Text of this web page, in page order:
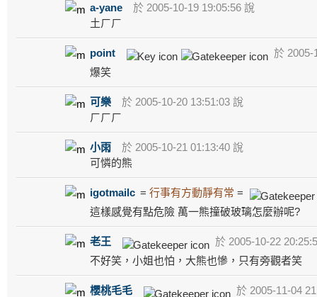
a-yane
於 2005-10-19 19:05:56 說
土ㄏㄏ
point
於 2005-
爆笑
可樂
於 2005-10-20 13:51:03 說
ㄏㄏㄏ
小雨
於 2005-10-21 01:13:40 說
可憐的熊
igotmailc =行事有方動靜有常 =
這樣感覺有點危險 萬一熊撞破玻璃怎麼辦呢?
老王
於 2005-10-22
不好笑，小姐也怕，大熊也慘，只有旁觀者笑
櫻桃毛毛
於 2005-11-04